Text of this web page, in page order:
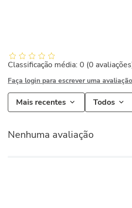
Classificação média: 0 (0
Faça login para escrever uma
Mais recentes Todos
Nenhuma avaliação